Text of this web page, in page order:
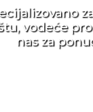
vodeće
nas za